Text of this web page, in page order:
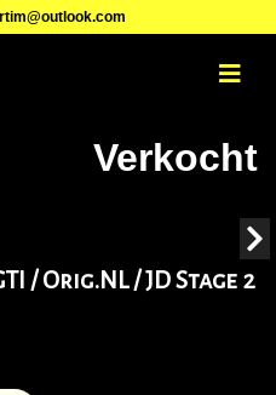
Verkocht
/ Orig.NL / JD Stage 2